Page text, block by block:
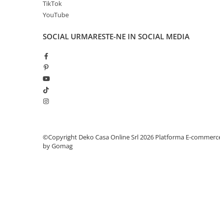
TikTok
YouTube
SOCIAL URMARESTE-NE IN SOCIAL MEDIA
©Copyright Deko Casa Online Srl 2026 Platforma E-
by Gomag